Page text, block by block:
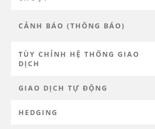
CẢNH BÁO (THÔNG BÁO)
TÙY CHỈNH HỆ THỐNG GIAO
DỊCH
GIAO DỊCH TỰ ĐỘNG
HEDGING